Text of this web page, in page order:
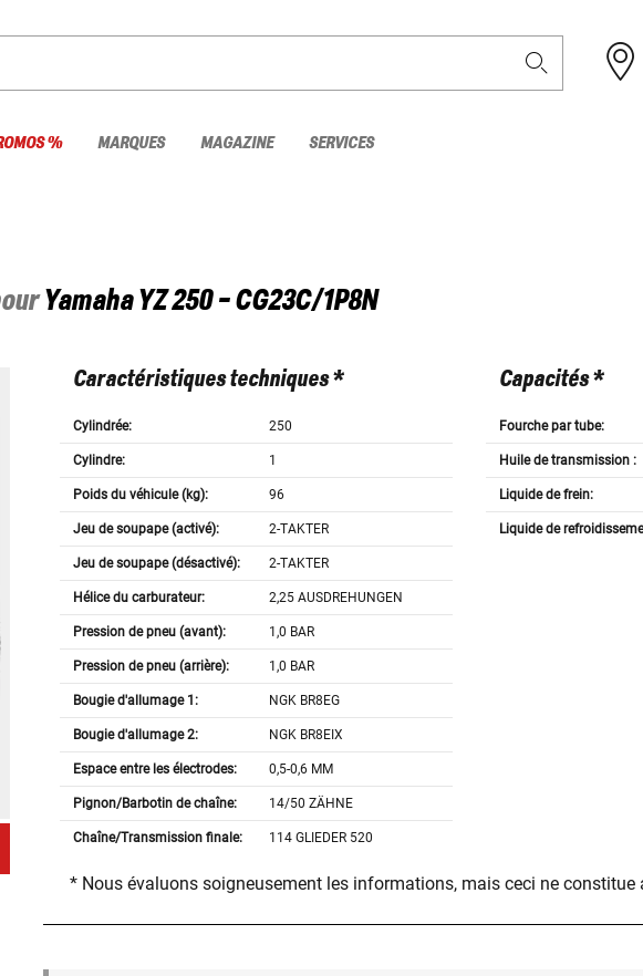
% MARQUES MAGAZINE SERVICES
Yamaha YZ 250 - CG23C/1P8N
Caractéristiques techniques *
Cylindrée: 250
Cylindre: 1
Poids du véhicule (kg): 96
Jeu de soupape (activé): 2-TAKTER
Jeu de soupape (désactivé): 2-TAKTER
Hélice du carburateur: 2,25 AUSDREHUNGEN
Pression de pneu (avant): 1,0 BAR
Pression de pneu (arrière): 1,0 BAR
Bougie d'allumage 1: NGK BR8EG
Bougie d'allumage 2: NGK BR8EIX
Espace entre les électrodes: 0,5-0,6 MM
Pignon/Barbotin de chaîne: 14/50 ZÄHNE
Chaîne/Transmission finale: 114 GLIEDER 520
Capacités *
Fourche par tube:
Huile de transmission :
Liquide de frein:
Liquide de
* Nous évaluons soigneusement les informations, mais ceci ne constitue